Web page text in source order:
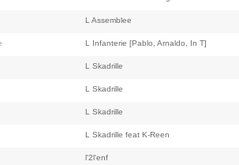
L Assemblee
L Infanterie [Pablo, Arnaldo, In T]
L Skadrille
L Skadrille
L Skadrille
L Skadrille feat K-Reen
l'2l'enf